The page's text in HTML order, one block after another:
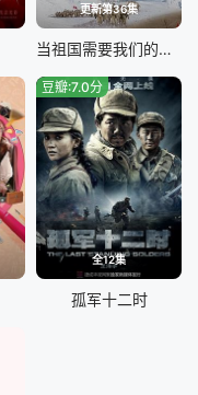
更新第36集
当祖国需要我们的时候
全12集
豆瓣:7.0分
孤军十二时